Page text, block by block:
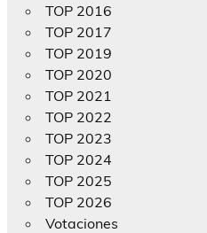
TOP 2016
TOP 2017
TOP 2019
TOP 2020
TOP 2021
TOP 2022
TOP 2023
TOP 2024
TOP 2025
TOP 2026
Votaciones